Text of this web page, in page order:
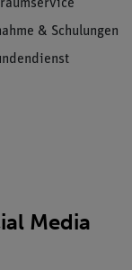
& Schulungen
Media